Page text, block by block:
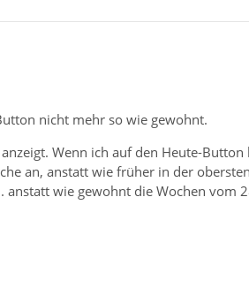
nicht mehr so wie gewohnt.
Wenn ich auf den Heute-
an, anstatt wie früher in der
wie gewohnt die Wochen vom